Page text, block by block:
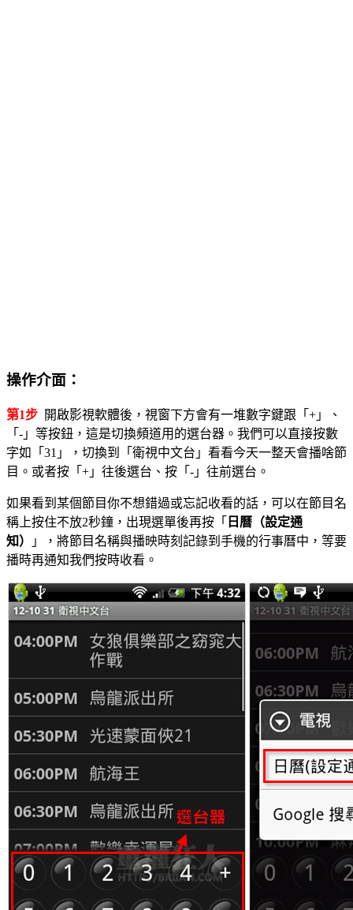
操作介面：
第1步 開啟影視軟體後，視窗下方會有一堆數字鍵跟「+」、
「-」等按鈕，這是切換頻道用的選台器。我們可以直接按數
字如「31」，切換到「衛視中文台」看看今天一整天會播啥節
目。或者按「+」往後選台、按「-」往前選台。
如果看到某個節目你不想錯過或忘記收看的話，可以在節目名
稱上按住不放2秒鐘，出現選單後再按「 日曆（設定通
知）
」，將節目名稱與播映時刻記錄到手機的行事曆中，等要
播時再通知我們按時收看。